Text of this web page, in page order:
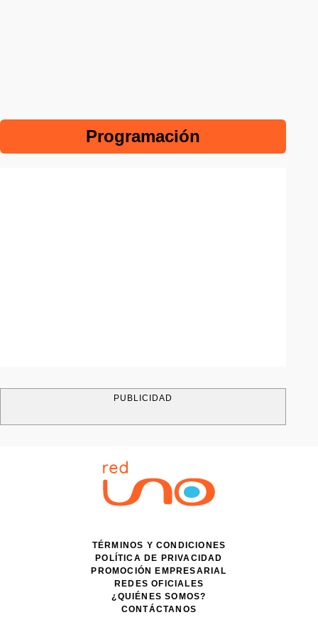
Programación
PUBLICIDAD
TÉRMINOS Y CONDICIONES
POLÍTICA DE PRIVACIDAD
PROMOCIÓN EMPRESARIAL
REDES OFICIALES
¿QUIÉNES SOMOS?
CONTÁCTANOS